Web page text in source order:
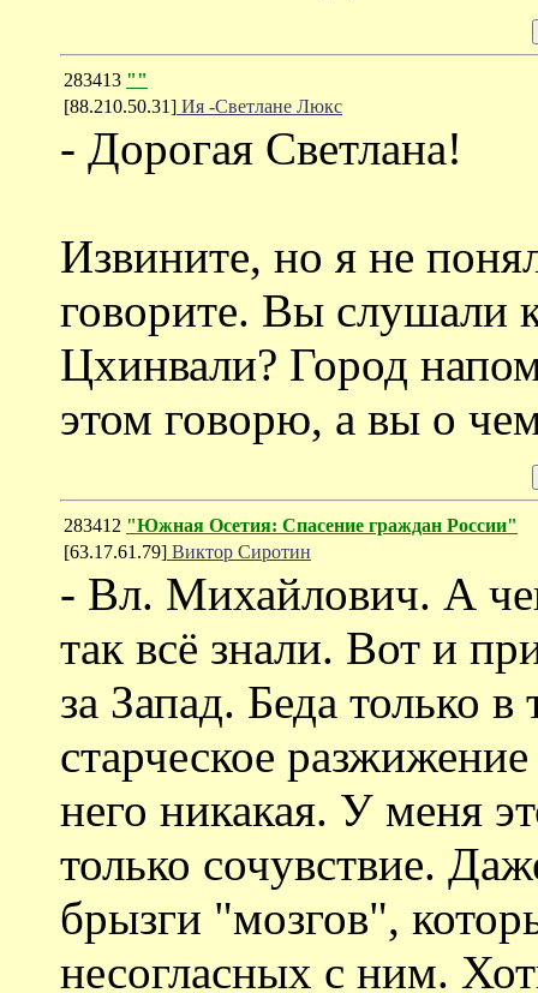
283413 ""
[88.210.50.31] Ия -Светлане Люкс
- Дорогая Светлана!
Извините, но я не
говорите. Вы слушали
Цхинвали? Город
этом говорю, а вы о
283412 "Южная Осетия: Спасение граждан России"
[63.17.61.79] Виктор Сиротин
- Вл. Михайлович. А
так всё знали. Вот и
за Запад. Беда только
старческое
него никакая. У меня
только сочувствие.
брызги "мозгов",
несогласных с ним.